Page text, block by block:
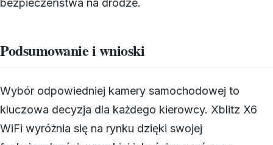
Podsumowanie i wnioski
Wybór odpowiedniej kamery samochodowej to
kluczowa decyzja dla każdego kierowcy. Xblitz X6
WiFi wyróżnia się na rynku dzięki swojej